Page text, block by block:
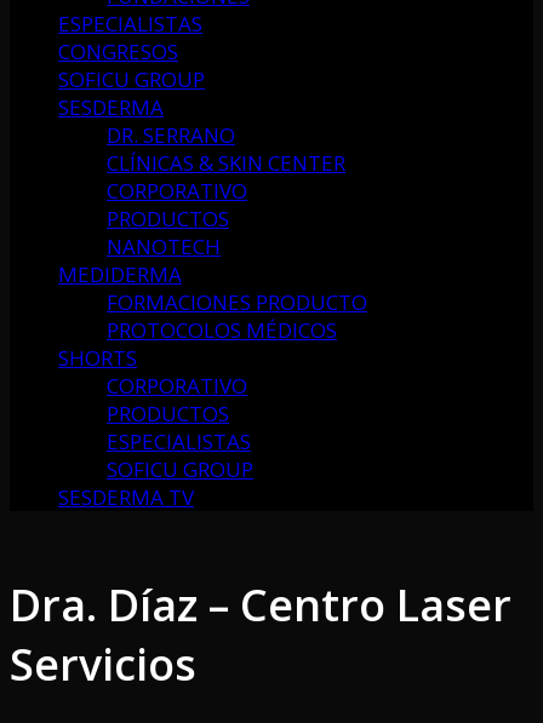
ESPECIALISTAS
CONGRESOS
SOFICU GROUP
SESDERMA
DR. SERRANO
CLÍNICAS & SKIN CENTER
CORPORATIVO
PRODUCTOS
NANOTECH
MEDIDERMA
FORMACIONES PRODUCTO
PROTOCOLOS MÉDICOS
SHORTS
CORPORATIVO
PRODUCTOS
ESPECIALISTAS
SOFICU GROUP
SESDERMA TV
Dra. Díaz – Centro Laser
Servicios